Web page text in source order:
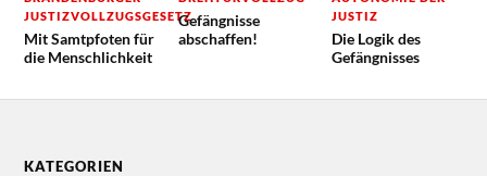
JUSTIZVOLLZUGSGESETZ
Mit Samtpfoten für
die Menschlichkeit
Gefängnisse
abschaffen!
JUSTIZ
Die Logik des
Gefängnisses
KATEGORIEN